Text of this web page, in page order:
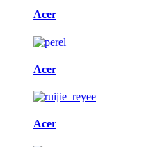
Acer
Acer
Acer